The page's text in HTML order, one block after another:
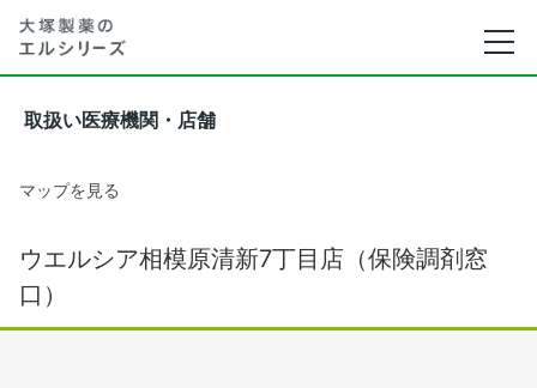
取扱い医療機関・店舗
マップを見る
ウエルシア相模原清新7丁目店（保険調剤窓
口）